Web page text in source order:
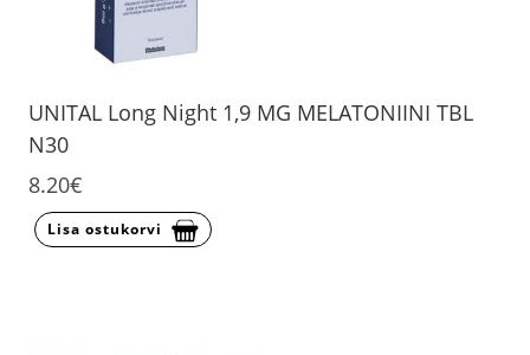
UNITAL Long Night 1,9 MG MELATONIINI TBL
N30
8.20€
Lisa ostukorvi